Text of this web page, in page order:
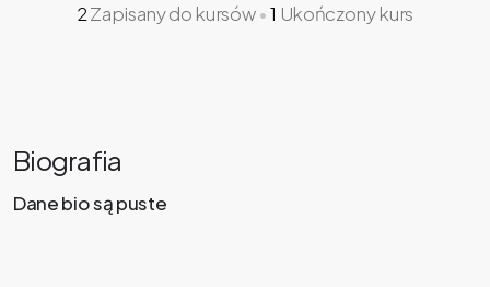
2Zapisany do kursów•1 Ukończony kurs
Biografia
Dane bio są puste